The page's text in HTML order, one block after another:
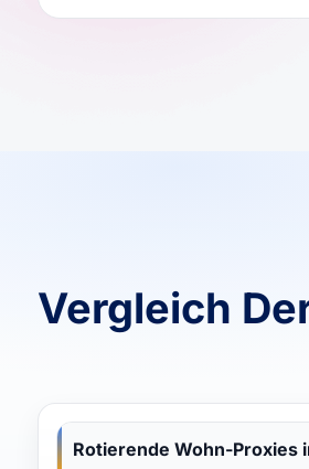
Vergleich
Rotierende Wohn-Proxies